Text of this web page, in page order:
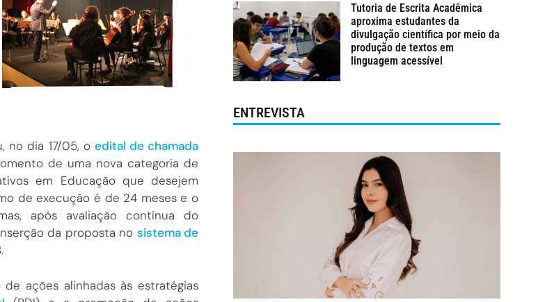
no dia 17/05, o edital de chamada
de uma nova categoria de
em Educação que desejem
de execução é de 24 meses e o
após avaliação contínua do
da proposta no sistema de
ações alinhadas às estratégias
Tutoria de Escrita Acadêmica
aproxima estudantes da
divulgação científica por meio da
produção de textos em
linguagem acessível
ENTREVISTA